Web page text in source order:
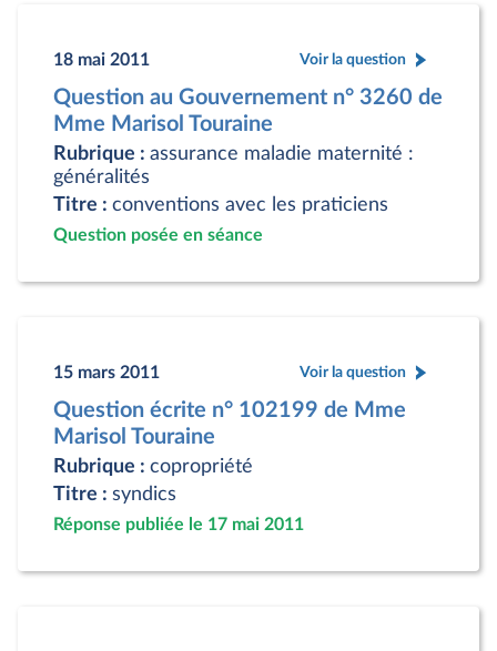
18 mai 2011 Voir la question
Question au Gouvernement n° 3260 de
Mme Marisol Touraine
Rubrique : assurance maladie maternité :
généralités
Titre : conventions avec les praticiens
Question posée en séance
15 mars 2011 Voir la question
Question écrite n° 102199 de Mme
Marisol Touraine
Rubrique : copropriété
Titre : syndics
Réponse publiée le 17 mai 2011